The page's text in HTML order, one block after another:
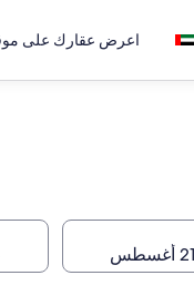
اعرض عقارك على